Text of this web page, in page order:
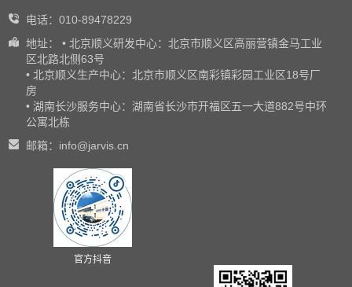
电话：010-89478229
地址： • 北京顺义研发中心：北京市顺义区高丽营镇金马工业
区北路北侧63号
• 北京顺义生产中心：北京市顺义区南彩镇彩园工业区18号厂
房
• 湖南长沙服务中心：湖南省长沙市开福区五一大道882号中环
公寓北栋
邮箱：info@jarvis.cn
官方抖音